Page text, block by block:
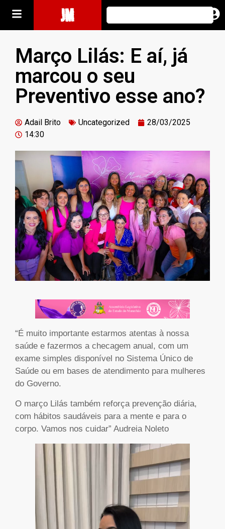
JM
Março Lilás: E aí, já
marcou o seu
Preventivo esse ano?
Adail Brito Uncategorized
28/03/2025
14:30
“É muito importante estarmos atentas à nossa
saúde e fazermos a checagem anual, com um
exame simples disponível no Sistema Único de
Saúde ou em bases de atendimento para mulheres
do Governo.
O março Lilás também reforça prevenção diária,
com hábitos saudáveis para a mente e para o
corpo. Vamos nos cuidar” Audreia Noleto